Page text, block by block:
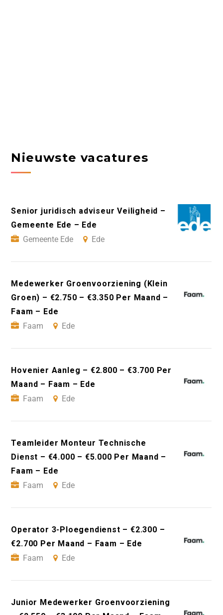
Nieuwste vacatures
Senior juridisch adviseur Veiligheid –
Gemeente Ede – Ede
Gemeente Ede
Ede
Medewerker Groenvoorziening (Klein
Groen) – €2.750 – €3.350 Per Maand –
Faam – Ede
Faam
Ede
Hovenier Aanleg – €2.800 – €3.700 Per
Maand – Faam – Ede
Faam
Ede
Teamleider Monteur Technische
Dienst – €4.000 – €5.000 Per Maand –
Faam – Ede
Faam
Ede
Operator 3-Ploegendienst – €2.300 –
€2.700 Per Maand – Faam – Ede
Faam
Ede
Junior Medewerker Groenvoorziening